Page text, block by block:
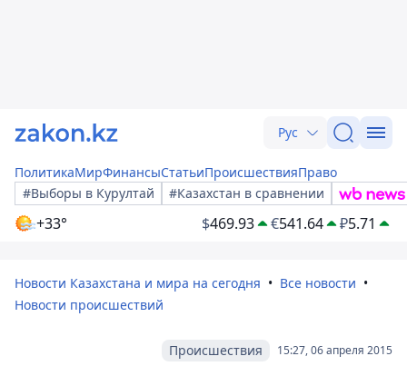
Рус
ПолитикаМирФинансыСтатьиПроисшествияПраво
#Выборы в Курултай
#Казахстан в сравнении
+33° $469.93 €541.64 ₽5.71
Новости Казахстана и мира на сегодня
Все новости
Новости происшествий
15:27, 06 апреля 2015
Происшествия